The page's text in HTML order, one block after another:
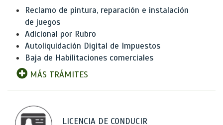
Reclamo de pintura, reparación e instalación
de juegos
Adicional por Rubro
Autoliquidación Digital de Impuestos
Baja de Habilitaciones comerciales
MÁS TRÁMITES
LICENCIA DE CONDUCIR